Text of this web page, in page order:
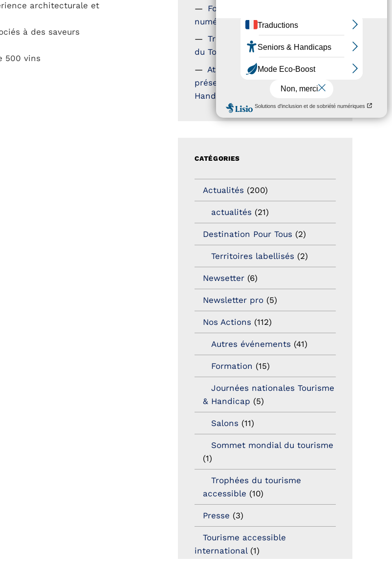
architecturale et
à des saveurs
500 vins
Formation Communication
numérique
Trophées Horizons – Acteurs
du Tourisme Durable
Atout France – flyer
présentation label Tourisme &
Handicap
CATÉGORIES
Actualités (200)
actualités (21)
Destination Pour Tous (2)
Territoires labellisés (2)
Newsetter (6)
Newsletter pro (5)
Nos Actions (112)
Autres événements (41)
Formation (15)
Journées nationales Tourisme
& Handicap (5)
Salons (11)
Sommet mondial du tourisme
(1)
Trophées du tourisme
accessible (10)
Presse (3)
Tourisme accessible
international(1)